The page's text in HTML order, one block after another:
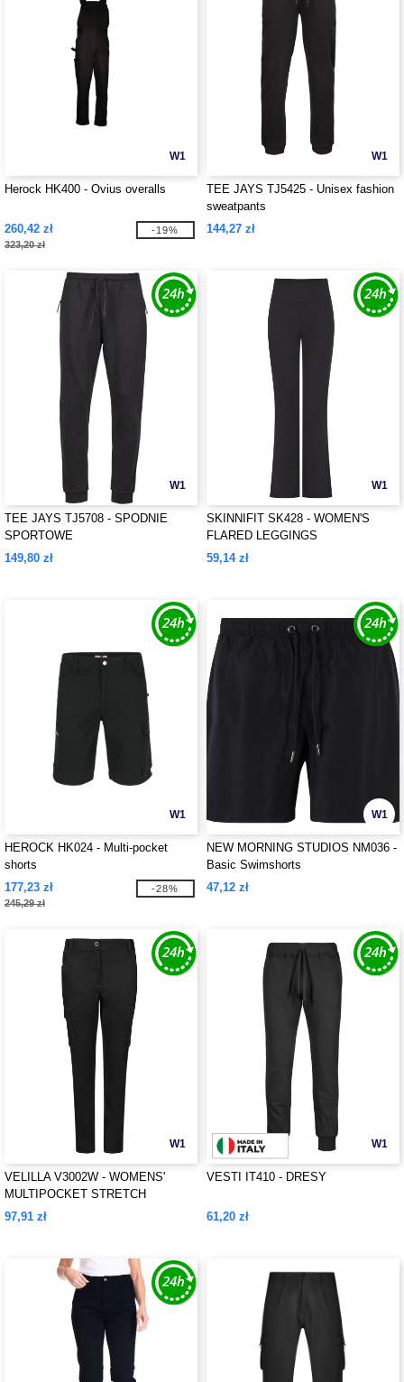
W1
Herock HK400 - Ovius overalls
260,42 zł
323,20 zł
-19%
W1
TEE JAYS TJ5425 - Unisex fashion
sweatpants
144,27 zł
W1
TEE JAYS TJ5708 - SPODNIE
SPORTOWE
149,80 zł
W1
SKINNIFIT SK428 - WOMEN'S
FLARED LEGGINGS
59,14 zł
W1
HEROCK HK024 - Multi-pocket
shorts
177,23 zł
245,29 zł
-28%
W1
NEW MORNING STUDIOS NM036 -
Basic Swimshorts
47,12 zł
W1
VELILLA V3002W - WOMENS'
MULTIPOCKET STRETCH
TROUSERS
97,91 zł
W1
VESTI IT410 - DRESY
61,20 zł